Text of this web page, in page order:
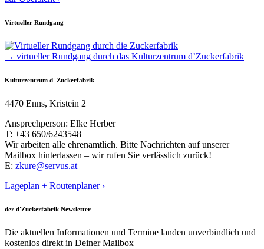
Virtueller Rundgang
→ virtueller Rundgang durch das Kulturzentrum d’Zuckerfabrik
Kulturzentrum d' Zuckerfabrik
4470 Enns, Kristein 2
Ansprechperson: Elke Herber
T: +43 650/6243548
Wir arbeiten alle ehrenamtlich. Bitte Nachrichten auf unserer
Mailbox hinterlassen – wir rufen Sie verlässlich zurück!
E: zkure@servus.at
Lageplan + Routenplaner ›
der d'Zuckerfabrik Newsletter
Die aktuellen Informationen und Termine landen unverbindlich und
kostenlos direkt in Deiner Mailbox